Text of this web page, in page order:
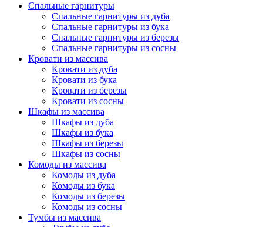
Спальные гарнитуры
Спальные гарнитуры из дуба
Спальные гарнитуры из бука
Спальные гарнитуры из березы
Спальные гарнитуры из сосны
Кровати из массива
Кровати из дуба
Кровати из бука
Кровати из березы
Кровати из сосны
Шкафы из массива
Шкафы из дуба
Шкафы из бука
Шкафы из березы
Шкафы из сосны
Комоды из массива
Комоды из дуба
Комоды из бука
Комоды из березы
Комоды из сосны
Тумбы из массива